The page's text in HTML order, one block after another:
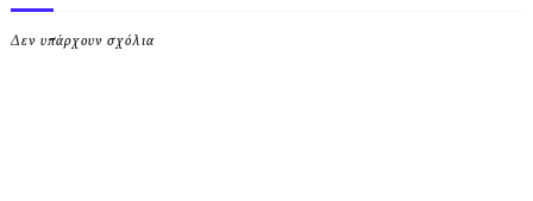
Δεν υπάρχουν σχόλια